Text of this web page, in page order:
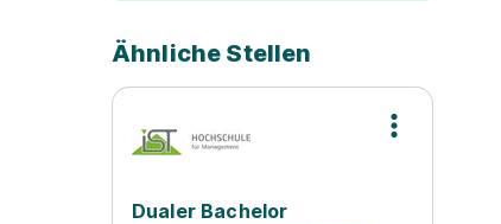
Ähnliche Stellen
Dualer Bachelor